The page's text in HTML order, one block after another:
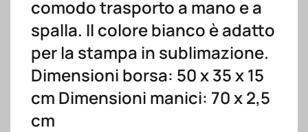
comodo trasporto a mano e a
spalla. Il colore bianco è adatto
per la stampa in sublimazione.
Dimensioni borsa: 50 x 35 x 15
cm Dimensioni manici: 70 x 2,5
cm